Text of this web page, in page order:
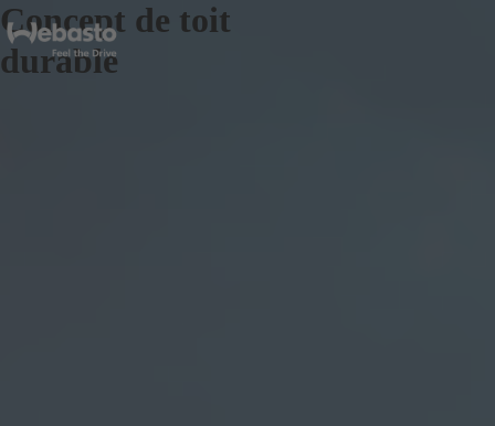
Concept de toit
durable